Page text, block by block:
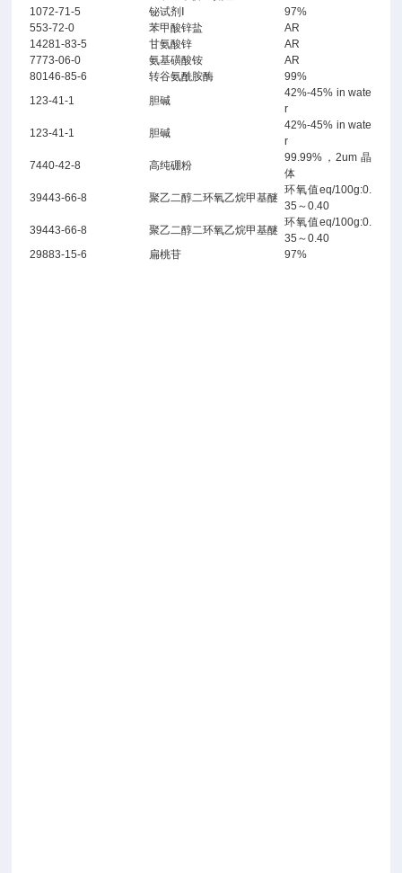
1072-71-5
铋试剂Ⅰ
97%
553-72-0
苯甲酸锌盐
AR
14281-83-5
甘氨酸锌
AR
7773-06-0
氨基磺酸铵
AR
80146-85-6
转谷氨酰胺酶
99%
123-41-1
胆碱
42%-45% in wate
r
123-41-1
胆碱
42%-45% in wate
r
7440-42-8
高纯硼粉
99.99%，2um 晶
体
39443-66-8
聚乙二醇二环氧乙烷甲基醚
环氧值eq/100g:0.
35～0.40
39443-66-8
聚乙二醇二环氧乙烷甲基醚
环氧值eq/100g:0.
35～0.40
29883-15-6
扁桃苷 97%